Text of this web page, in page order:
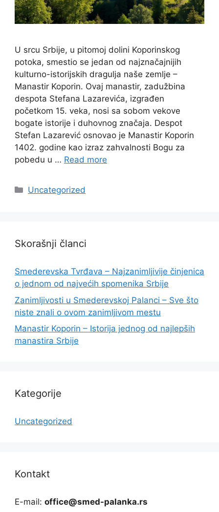
U srcu Srbije, u pitomoj dolini Koporinskog
potoka, smestio se jedan od najznačajnijih
kulturno-istorijskih dragulja naše zemlje –
Manastir Koporin. Ovaj manastir, zadužbina
despota Stefana Lazarevića, izgrađen
početkom 15. veka, nosi sa sobom vekove
bogate istorije i duhovnog značaja. Despot
Stefan Lazarević osnovao je Manastir Koporin
1402. godine kao izraz zahvalnosti Bogu za
pobedu u … Read more
Categories
Uncategorized
Skorašnji članci
Smederevska Tvrđava – Najzanimljivije činjenica
o jednom od najvećih spomenika Srbije
Zanimljivosti u Smederevskoj Palanci – Sve što
niste znali o ovom zanimljivom mestu
Manastir Koporin – Istorija jednog od najlepših
manastira Srbije
Kategorije
Uncategorized
Kontakt
E-mail: office@smed-palanka.rs